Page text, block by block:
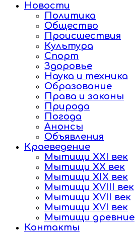
Новости
Политика
Общество
Происшествия
Культура
Спорт
Здоровье
Наука и техника
Образование
Права и законы
Природа
Погода
Анонсы
Объявления
Краеведение
Мытищи XXI век
Мытищи XX век
Мытищи XIX век
Мытищи XVIII век
Мытищи XVII век
Мытищи XVI век
Мытищи древние
Контакты